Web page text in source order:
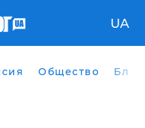
UA
Общество